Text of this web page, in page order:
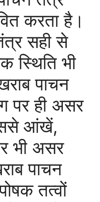
करता है।
सही से
स्थिति भी
पाचन
पर ही असर
आंखें,
भी असर
पाचन
तत्वों